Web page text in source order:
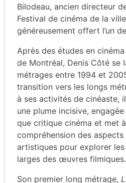
Bilodeau, ancien directeur
Festival de cinéma de la
généreusement offert l’un
Après des études en
de Montréal, Denis Côté se
métrages entre 1994 et
transition vers les longs
à ses activités de cinéaste,
une plume incisive,
que critique cinéma et met
compréhension des
artistiques pour explorer
larges des œuvres filmiques.
Son premier long métrage,